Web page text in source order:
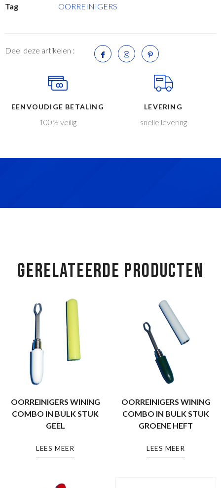
Tag
OORREINIGERS
Deel deze artikelen :
EENVOUDIGE BETALING
100% veilig
LEVERING
snelle levering
GERELATEERDE PRODUCTEN
OORREINIGERS WINING
COMBO IN BULK STUK
GEEL
LEES MEER
OORREINIGERS WINING
COMBO IN BULK STUK
GROENE HEFT
LEES MEER